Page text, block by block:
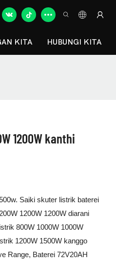
KITA HUBUNGI KITA
1200W kanthi
Saiki skuter listrik baterei
1200W 1200W diarani
800W 1000W 1000W
1200W 1500W kanggo
Range, Baterei 72V20AH